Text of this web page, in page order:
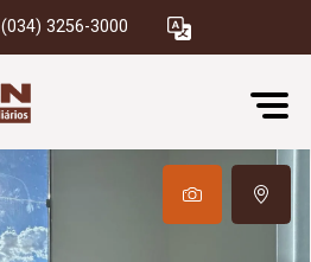
(034) 3256-3000